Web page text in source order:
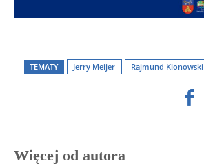
TEMATY Jerry Meijer Rajmund Klonowski
Więcej od autora